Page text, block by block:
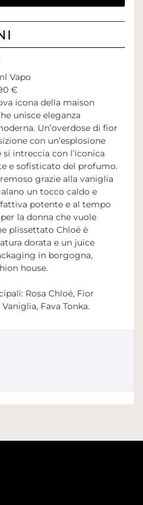
Vapo
€
icona della maison
unisce eleganza
Un’overdose di fior
con un’esplosione
si intreccia con l’iconica
e sofisticato del profumo.
grazie alla vaniglia
un tocco caldo e
potente e al tempo
la donna che vuole
plissettato Chloé è
dorata e un juice
in borgogna,
house.
Rosa Chloé, Fior
Fava Tonka.